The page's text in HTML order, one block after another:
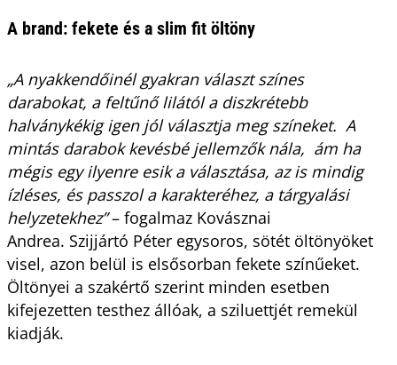
A brand: fekete és a slim fit öltöny
„A nyakkendőinél gyakran választ színes
darabokat, a feltűnő lilától a diszkrétebb
halványkékig igen jól választja meg színeket. A
mintás darabok kevésbé jellemzők nála, ám ha
mégis egy ilyenre esik a választása, az is mindig
ízléses, és passzol a karakteréhez, a tárgyalási
helyzetekhez”– fogalmaz Kovásznai
Andrea. Szijjártó Péter egysoros, sötét öltönyöket
visel, azon belül is elsősorban fekete színűeket.
Öltönyei a szakértő szerint minden esetben
kifejezetten testhez állóak, a sziluettjét remekül
kiadják.